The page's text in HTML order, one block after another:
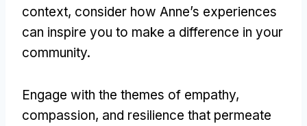
context, consider how Anne’s experiences
can inspire you to make a difference in your
community.
Engage with the themes of empathy,
compassion, and resilience that permeate